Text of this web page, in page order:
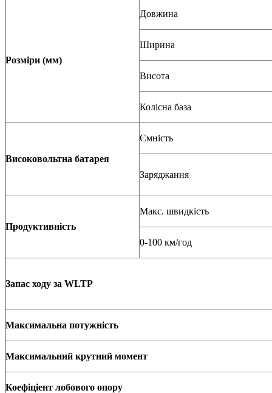
Розміри (мм)
Довжина
Ширина
Висота
Колісна база
Високовольтна батарея
Ємність
Заряджання
Продуктивність
Макс. швидкість
0-100 км/год
Запас ходу за WLTP
Максимальна потужність
Максимальний крутний момент
Коефіціент лобового опору